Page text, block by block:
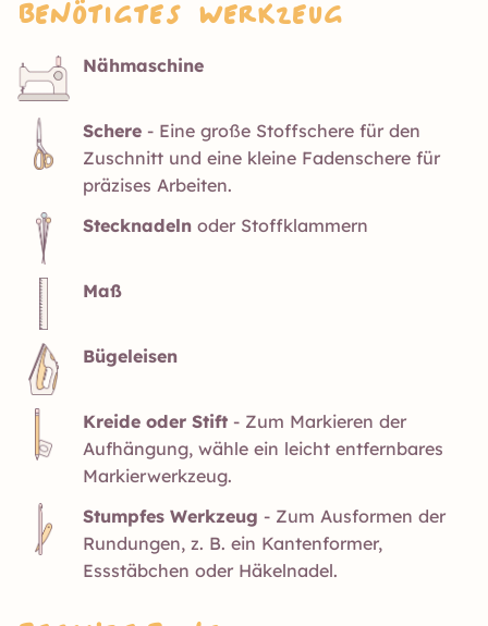
Benötigtes Werkzeug
Nähmaschine
Schere - Eine große Stoffschere für den
Zuschnitt und eine kleine Fadenschere für
präzises Arbeiten.
Stecknadeln oder Stoffklammern
Maß
Bügeleisen
Kreide oder Stift - Zum Markieren der
Aufhängung, wähle ein leicht entfernbares
Markierwerkzeug.
Stumpfes Werkzeug - Zum Ausformen der
Rundungen, z. B. ein Kantenformer,
Essstäbchen oder Häkelnadel.